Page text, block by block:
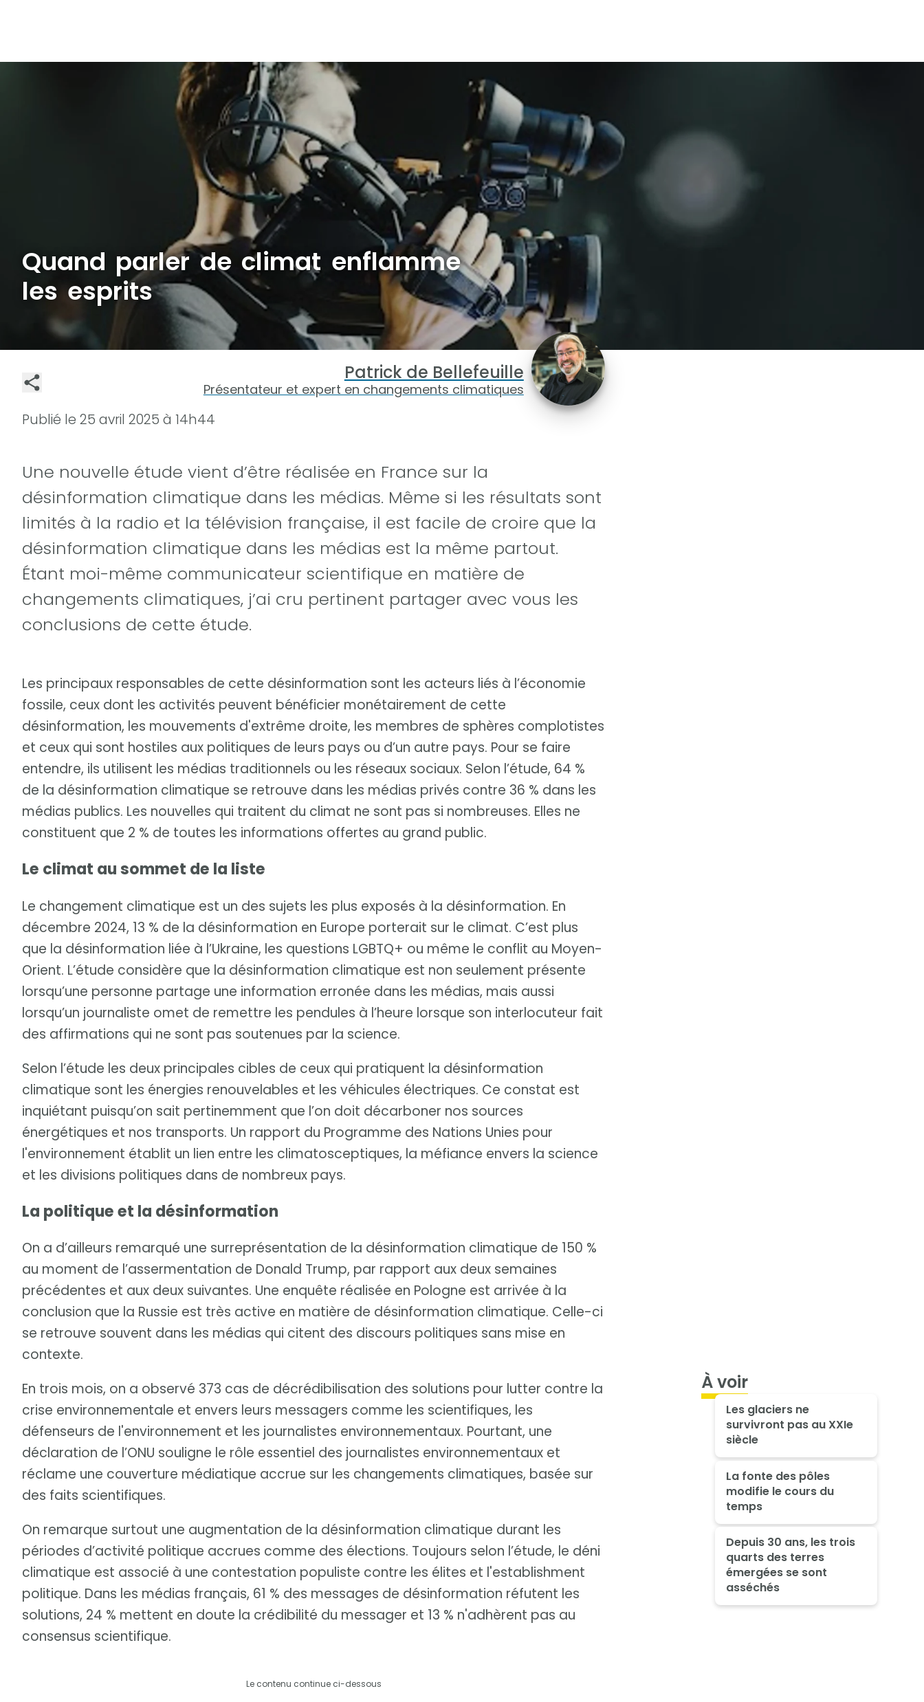
Quand parler de climat enflamme
les esprits
Patrick de Bellefeuille
Présentateur et expert en changements climatiques
Publié le 25 avril 2025 à 14h44
Une nouvelle étude vient d’être réalisée en France sur la
désinformation climatique dans les médias. Même si les résultats sont
limités à la radio et la télévision française, il est facile de croire que la
désinformation climatique dans les médias est la même partout.
Étant moi-même communicateur scientifique en matière de
changements climatiques, j’ai cru pertinent partager avec vous les
conclusions de cette étude.
Les principaux responsables de cette désinformation sont les acteurs liés à l’économie
fossile, ceux dont les activités peuvent bénéficier monétairement de cette
désinformation, les mouvements d'extrême droite, les membres de sphères complotistes
et ceux qui sont hostiles aux politiques de leurs pays ou d’un autre pays. Pour se faire
entendre, ils utilisent les médias traditionnels ou les réseaux sociaux. Selon l’étude, 64 %
de la désinformation climatique se retrouve dans les médias privés contre 36 % dans les
médias publics. Les nouvelles qui traitent du climat ne sont pas si nombreuses. Elles ne
constituent que 2 % de toutes les informations offertes au grand public.
Le climat au sommet de la liste
Le changement climatique est un des sujets les plus exposés à la désinformation. En
décembre 2024, 13 % de la désinformation en Europe porterait sur le climat. C’est plus
que la désinformation liée à l’Ukraine, les questions LGBTQ+ ou même le conflit au Moyen-
Orient. L’étude considère que la désinformation climatique est non seulement présente
lorsqu’une personne partage une information erronée dans les médias, mais aussi
lorsqu’un journaliste omet de remettre les pendules à l’heure lorsque son interlocuteur fait
des affirmations qui ne sont pas soutenues par la science.
Selon l’étude les deux principales cibles de ceux qui pratiquent la désinformation
climatique sont les énergies renouvelables et les véhicules électriques. Ce constat est
inquiétant puisqu’on sait pertinemment que l’on doit décarboner nos sources
énergétiques et nos transports. Un rapport du Programme des Nations Unies pour
l'environnement établit un lien entre les climatosceptiques, la méfiance envers la science
et les divisions politiques dans de nombreux pays.
La politique et la désinformation
On a d’ailleurs remarqué une surreprésentation de la désinformation climatique de 150 %
au moment de l’assermentation de Donald Trump, par rapport aux deux semaines
précédentes et aux deux suivantes. Une enquête réalisée en Pologne est arrivée à la
conclusion que la Russie est très active en matière de désinformation climatique. Celle-ci
se retrouve souvent dans les médias qui citent des discours politiques sans mise en
contexte.
En trois mois, on a observé 373 cas de décrédibilisation des solutions pour lutter contre la
crise environnementale et envers leurs messagers comme les scientifiques, les
défenseurs de l'environnement et les journalistes environnementaux. Pourtant, une
déclaration de l’ONU souligne le rôle essentiel des journalistes environnementaux et
réclame une couverture médiatique accrue sur les changements climatiques, basée sur
des faits scientifiques.
On remarque surtout une augmentation de la désinformation climatique durant les
périodes d’activité politique accrues comme des élections. Toujours selon l’étude, le déni
climatique est associé à une contestation populiste contre les élites et l'establishment
politique. Dans les médias français, 61 % des messages de désinformation réfutent les
solutions, 24 % mettent en doute la crédibilité du messager et 13 % n'adhèrent pas au
consensus scientifique.
Le contenu continue ci-dessous
À voir
Les glaciers ne
survivront pas au XXIe
siècle
La fonte des pôles
modifie le cours du
temps
Depuis 30 ans, les trois
quarts des terres
émergées se sont
asséchés